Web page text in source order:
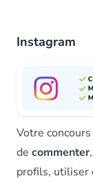
Instagram
Votre
de commenter,
profils, utiliser